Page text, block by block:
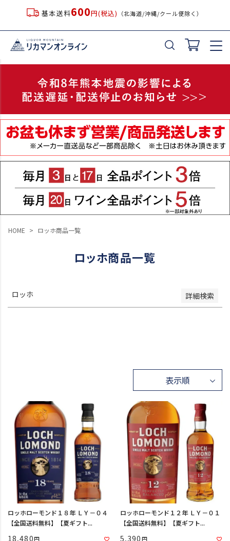
基本送料600円(税込) （北海道/沖縄/クール便除く）
HOME ロッホ商品一覧
ロッホ商品一覧
ロッホ 詳細検索
キーワード
価格
〜
在庫なし商品
在庫なし商品を表示しない
並び順
新着順
登録順
価格が安い順
価格が高い順
優先度順
キーワードヒット順
ロッホローモンド１８年 ＬＹ－０４
【全国送料無料】【夏ギフト...
18,480
ロッホローモンド１２年 ＬＹ－０１
【全国送料無料】【夏ギフト...
5,390